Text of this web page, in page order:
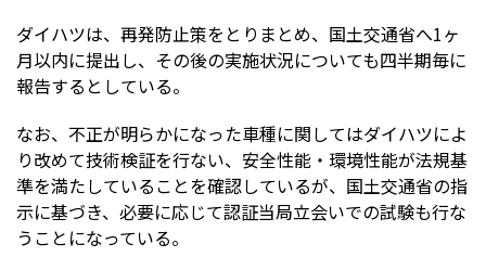
ダイハツは、再発防止策をとりまとめ、国土交通省へ1ヶ
月以内に提出し、その後の実施状況についても四半期毎に
報告するとしている。
なお、不正が明らかになった車種に関してはダイハツによ
り改めて技術検証を行ない、安全性能・環境性能が法規基
準を満たしていることを確認しているが、国土交通省の指
示に基づき、必要に応じて認証当局立会いでの試験も行な
うことになっている。